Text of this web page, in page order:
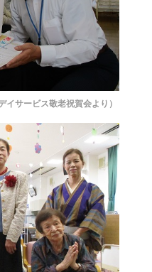
サービス敬老祝賀会より）